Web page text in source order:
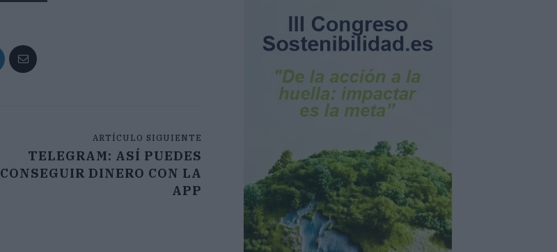
ARTÍCULO SIGUIENTE
TELEGRAM: ASÍ PUEDES
CONSEGUIR DINERO CON LA
APP